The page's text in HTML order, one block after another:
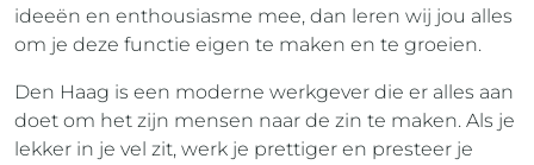
ideeën en enthousiasme mee, dan leren wij jou alles
om je deze functie eigen te maken en te groeien.
Den Haag is een moderne werkgever die er alles aan
doet om het zijn mensen naar de zin te maken. Als je
lekker in je vel zit, werk je prettiger en presteer je